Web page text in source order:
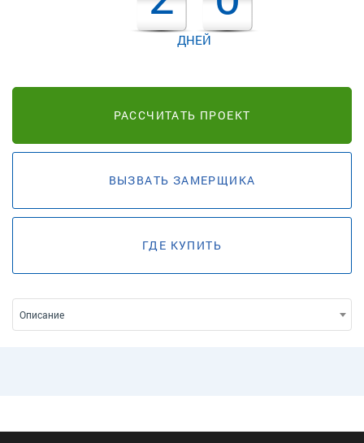
ДНЕЙ
РАССЧИТАТЬ ПРОЕКТ
ВЫЗВАТЬ ЗАМЕРЩИКА
ГДЕ КУПИТЬ
Описание